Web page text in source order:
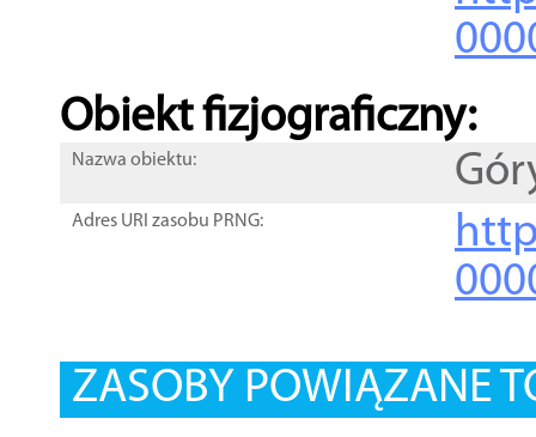
Obiekt fizjograficzny:
Nazwa obiektu:
Adres URI zasobu PRNG:
ZASOBY POWIĄZANE